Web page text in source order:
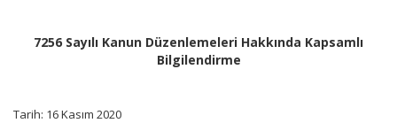
7256 Sayılı Kanun Düzenlemeleri Hakkında Kapsamlı
Bilgilendirme
Tarih: 16 Kasım 2020